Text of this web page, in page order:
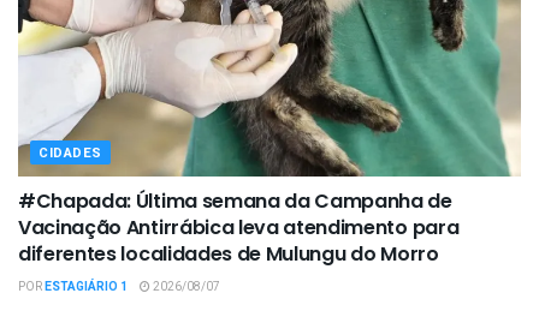
CIDADES
#Chapada: Última semana da Campanha de
Vacinação Antirrábica leva atendimento para
diferentes localidades de Mulungu do Morro
PORESTAGIÁRIO 1 2026/08/07